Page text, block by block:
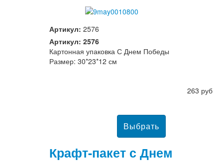
Артикул: 2576
Артикул: 2576
Картонная упаковка С Днем Победы
Размер: 30*23*12 см
263 руб
Крафт-пакет с Днем